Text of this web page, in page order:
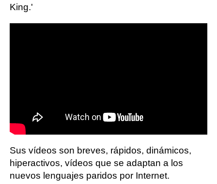
King.'
Sus vídeos son breves, rápidos, dinámicos,
hiperactivos, vídeos que se adaptan a los
nuevos lenguajes paridos por Internet.